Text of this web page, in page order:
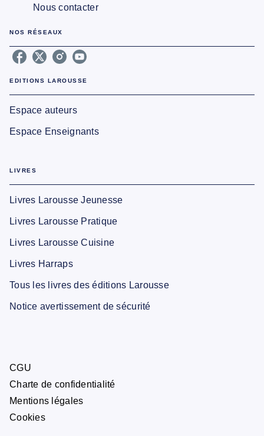
Nous contacter
NOS RÉSEAUX
EDITIONS LAROUSSE
Espace auteurs
Espace Enseignants
LIVRES
Livres Larousse Jeunesse
Livres Larousse Pratique
Livres Larousse Cuisine
Livres Harraps
Tous les livres des éditions Larousse
Notice avertissement de sécurité
CGU
Charte de confidentialité
Mentions légales
Cookies